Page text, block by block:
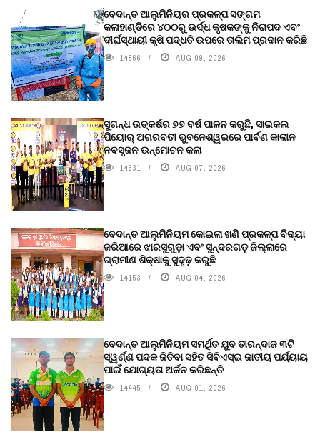
ବେଦାନ୍ତ ଆଲୁମିନିୟର ପ୍ରକଳ୍ପ ସଙ୍ଗମ
କଳାହାଣ୍ଡିରେ ୪୦୦ରୁ ଉର୍ଦ୍ଧ କୃଷକଙ୍କୁ ନିରାପଦ ଏବଂ
ଦୀର୍ଘସ୍ଥାୟୀ କୃଷି ପଦ୍ଧତି ଉପରେ ତାଲିମ ପ୍ରଦାନ କରିଛି
14866 AUG 09, 2026
ସୁଗନ୍ଧ ଉତ୍କର୍ଷର ୭୭ ବର୍ଷ ପାଳନ କରୁଛି, ସାଇକଲ
ପିୟୋର୍‌ ଅଗରବତୀ ଭୁବନେଶ୍ୱରରେ ପାର୍ବଣ କାଳୀନ
ନବସୃଜନ ଉନ୍ମୋଚନ କଲା
14531 AUG 07, 2026
ବେଦାନ୍ତ ଆଲୁମିନିୟମ କୋଇଲା ଖଣି ପ୍ରକଳ୍ପ ବିଦ୍ୟା
ଜରିଆରେ ଝାରସୁଗୁଡ଼ା ଏବଂ ସୁନ୍ଦରଗଡ଼ ଜିଲ୍ଲାରେ
ଗ୍ରାମୀଣ ଶିକ୍ଷାକୁ ସୁଦୃଢ଼ କରୁଛି
14153 AUG 04, 2026
ବେଦାନ୍ତ ଆଲୁମିନିୟମ ସମର୍ଥିତ ଯୁବ ତୀରନ୍ଦାଜ ୩ଟି
ସ୍ୱର୍ଣ୍ଣ ପଦକ ଜିତିବା ସହିତ ସିବିଏସ୍ଇ ଜାତୀୟ ପର୍ଯ୍ୟାୟ
ପାଇଁ ଯୋଗ୍ୟତା ଅର୍ଜନ କରିଛନ୍ତି
14445 AUG 01, 2026